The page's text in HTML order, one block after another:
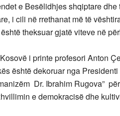
e Besëlidhjes shqiptare
i cili në rrethanat më të
theksuar gjatë viteve në
i printe profesori Anton
është dekoruar nga
Dr. Ibrahim Rugova”
e demokracisë dhe